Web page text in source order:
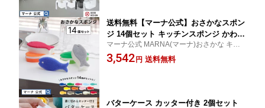
送料無料【マーナ公式】おさかなスポン
ジ 14個セット キッチンスポンジ かわい
い おしゃれ マーナ 食器洗い スポンジ
台所スポンジ 台所用スポンジ ディッシ
マーナ公式 MARNA(マーナ)おさかな キッ
チンスポンジ 3層構造で泡立ちがよく、コ
ップの底も洗いやすいかたちお好みのカラ
3,542 円 送料無料
バターケース カッター付き 2個セット